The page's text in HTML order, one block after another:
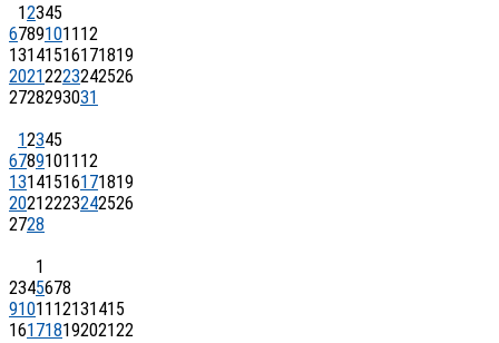
12345
6789101112
13141516171819
20212223242526
2728293031
12345
6789101112
13141516171819
20212223242526
2728
1
2345678
9101112131415
16171819202122